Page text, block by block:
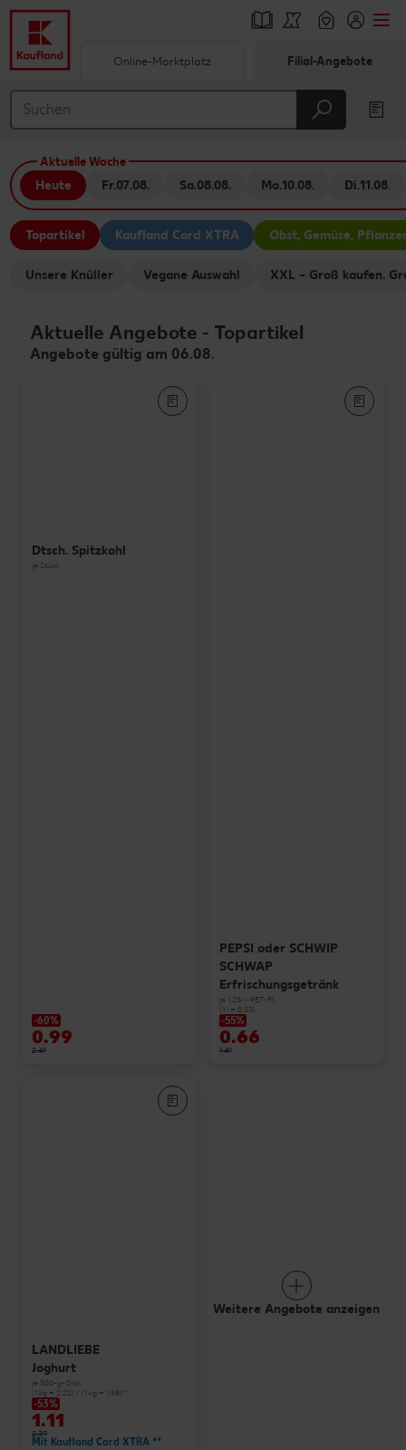
Hauptinhalt
Footer
Schwebender Seitenbereich
Online-Marktplatz Filial-Angebote
Aktuelle Woche
Heute Fr.07.08. Sa.08.08. Mo.10.08. Di.11.08.
Topartikel Kaufland Card XTRA Obst, Gemüse,
Unsere Knüller Vegane Auswahl XXL – Groß kaufen.
Aktuelle Angebote - Topartikel
Angebote gültig am 06.08.
Dtsch. Spitzkohl
je Stück
-60%
0.99
2.49
PEPSI oder SCHWIP
SCHWAP
Erfrischungsgetränk
je 1,25-l-PET-Fl.
(1 l = 0.53)
-55%
0.66
1.49
LANDLIEBE
Joghurt
je 500-g-Glas
(1 kg = 2.22) / (1 kg = 1.98)**
-53%
1.11
2.39
Mit Kaufland Card XTRA **
Weitere Angebote anzeigen